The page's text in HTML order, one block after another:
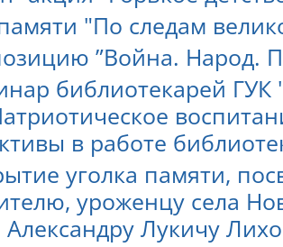
"По следам
”Война. Народ.
библиотекарей
в работе
уголка памяти,
уроженцу села
Лукичу